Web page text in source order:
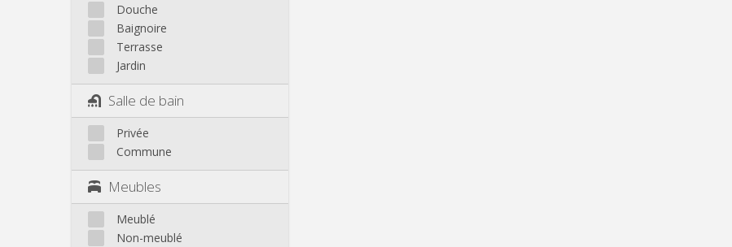
Douche
Baignoire
Terrasse
Jardin
Salle de bain
Privée
Commune
Meubles
Meublé
Non-meublé